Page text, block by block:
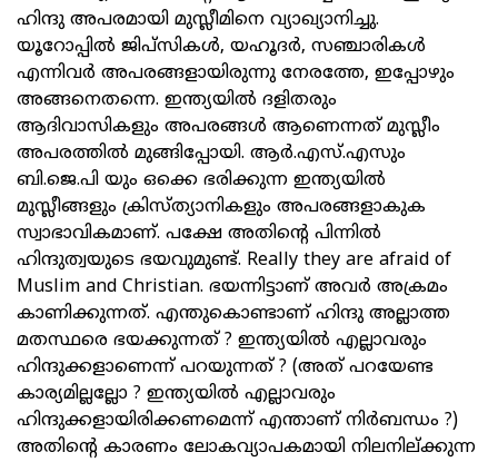
ഹിന്ദു അപരമായി മുസ്ലീമിനെ വ്യാഖ്യാനിച്ചു.
യൂറോപ്പില്‍ ജിപ്‌സികള്‍, യഹൂദര്‍, സഞ്ചാരികള്‍
എന്നിവര്‍ അപരങ്ങളായിരുന്നു നേരത്തേ, ഇപ്പോഴും
അങ്ങനെതന്നെ. ഇന്ത്യയില്‍ ദളിതരും
ആദിവാസികളും അപരങ്ങള്‍ ആണെന്നത് മുസ്ലീം
അപരത്തില്‍ മുങ്ങിപ്പോയി. ആര്‍.എസ്.എസും
ബി.ജെ.പി യും ഒക്കെ ഭരിക്കുന്ന ഇന്ത്യയില്‍
മുസ്ലീങ്ങളും ക്രിസ്ത്യാനികളും അപരങ്ങളാകുക
സ്വാഭാവികമാണ്. പക്ഷേ അതിന്റെ പിന്നില്‍
ഹിന്ദുത്വയുടെ ഭയവുമുണ്ട്. Really they are afraid of
Muslim and Christian. ഭയന്നിട്ടാണ് അവര്‍ അക്രമം
കാണിക്കുന്നത്. എന്തുകൊണ്ടാണ് ഹിന്ദു അല്ലാത്ത
മതസ്ഥരെ ഭയക്കുന്നത് ? ഇന്ത്യയില്‍ എല്ലാവരും
ഹിന്ദുക്കളാണെന്ന് പറയുന്നത് ? (അത് പറയേണ്ട
കാര്യമില്ലല്ലോ ? ഇന്ത്യയില്‍ എല്ലാവരും
ഹിന്ദുക്കളായിരിക്കണമെന്ന് എന്താണ് നിര്‍ബന്ധം ?)
അതിന്റെ കാരണം ലോകവ്യാപകമായി നിലനില്ക്കുന്ന